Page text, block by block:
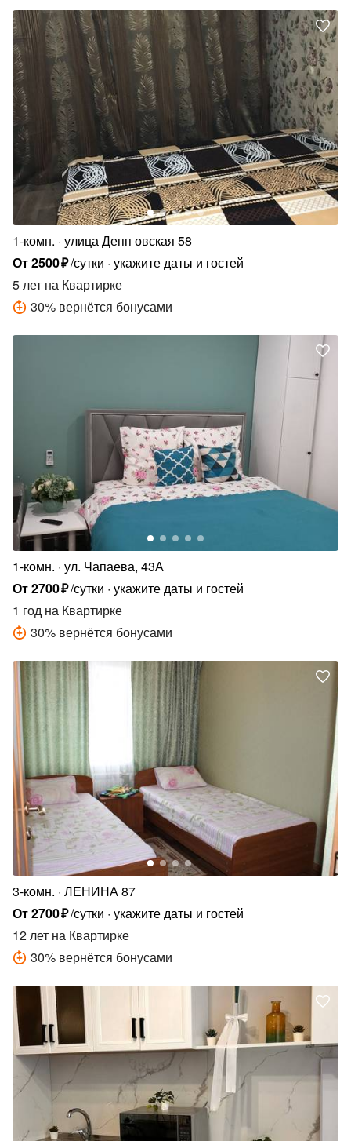
1-комн. улица Депп овская 58
От2500₽/сутки укажите даты и гостей
5 лет на Квартирке
30% вернётся бонусами
1-комн. ул. Чапаева, 43А
От2700₽/сутки укажите даты и гостей
1 год на Квартирке
30% вернётся бонусами
3-комн. ЛЕНИНА 87
От2700₽/сутки укажите даты и гостей
12 лет на Квартирке
30% вернётся бонусами